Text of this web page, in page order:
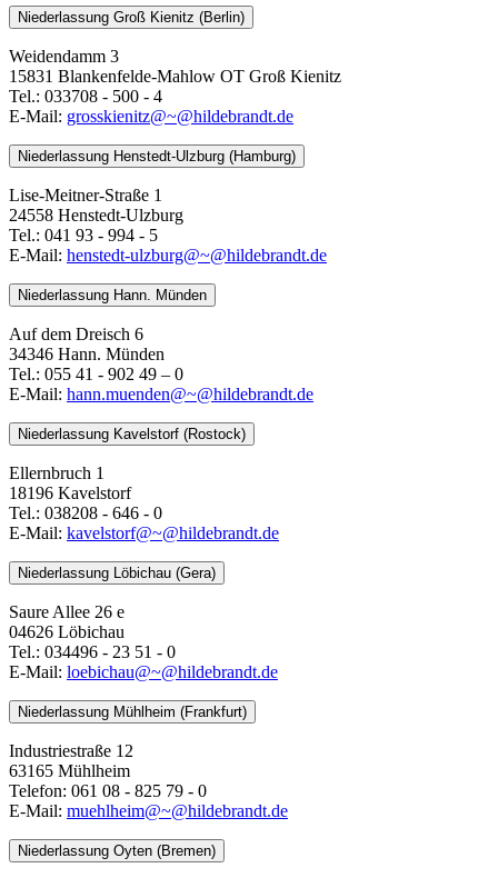
Niederlassung Groß Kienitz (Berlin)
Weidendamm 3
15831 Blankenfelde-Mahlow OT Groß Kienitz
Tel.: 033708 - 500 - 4
E-Mail: grosskienitz@~@hildebrandt.de
Niederlassung Henstedt-Ulzburg (Hamburg)
Lise-Meitner-Straße 1
24558 Henstedt-Ulzburg
Tel.: 041 93 - 994 - 5
E-Mail: henstedt-ulzburg@~@hildebrandt.de
Niederlassung Hann. Münden
Auf dem Dreisch 6
34346 Hann. Münden
Tel.: 055 41 - 902 49 – 0
E-Mail: ​​​​​​​hann.muenden@~@hildebrandt.de
Niederlassung Kavelstorf (Rostock)
Ellernbruch 1
18196 Kavelstorf
Tel.: 038208 - 646 - 0
E-Mail: kavelstorf@~@hildebrandt.de
Niederlassung Löbichau (Gera)
Saure Allee 26 e
04626 Löbichau
Tel.: 034496 - 23 51 - 0
E-Mail: loebichau@~@hildebrandt.de
Niederlassung Mühlheim (Frankfurt)
Industriestraße 12
63165 Mühlheim
Telefon: 061 08 - 825 79 - 0
E-Mail: muehlheim@~@hildebrandt.de
Niederlassung Oyten (Bremen)